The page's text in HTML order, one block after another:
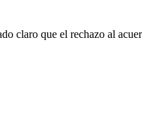
claro que el rechazo al